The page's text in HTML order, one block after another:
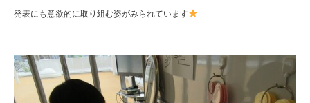
発表にも意欲的に取り組む姿がみられています